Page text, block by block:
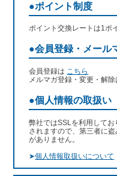
●ポイント制度
ポイント交換レートは1ポ
●会員登録・メール
会員登録は こちら
メルマガ登録・変更・解除
●個人情報の取扱い
弊社ではSSLを利用して
されますので、第三者に
がありません。
➤個人情報取扱いについて